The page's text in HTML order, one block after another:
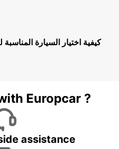
كيفية اختيار السيارة
Europcar ?
assistance